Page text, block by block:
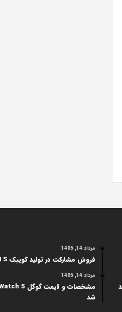
مرداد 14, 1405
فروش مشارکت در تولید کوییک S از 17 مرداد آغاز می‌شود
مرداد 14, 1405
شد